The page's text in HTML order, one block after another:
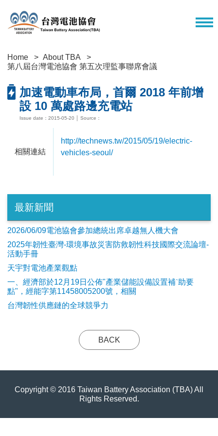
Home
About TBA
第八屆台灣電池協會 第五次理監事聯席會議
加速電動車布局，首爾 2018 年前增
設 10 萬處路邊充電站
Issue date：2015-05-20 │ Source：
相關連結
http://technews.tw/2015/05/19/electric-
vehicles-seoul/
最新新聞
2026/06/09電池協會參加總統出席卓越無人機大會
2025年韌性臺灣-環境事故災害防救韌性科技國際交流論壇-
活動手冊
天宇對電池產業觀點
​一、經濟部於12月19日公佈"產業儲能設備設置補ˋ助要
點"，經能字第11458005200號，相關
台灣韌性供應鏈的全球競爭力
BACK
Copyright © 2016 Taiwan Battery Association (TBA) All
Rights Reserved.